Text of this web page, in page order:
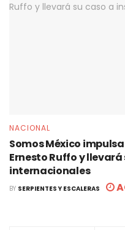
NACIONAL
Somos México
Ernesto Ruffo y
internacionales
BY SERPIENTES Y ESCALERAS